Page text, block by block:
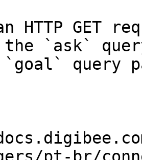
HTTP GET
the `ask`
query